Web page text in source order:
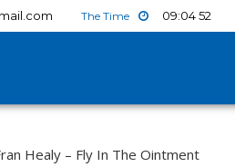
09:04 52
Healy – Fly In The Ointment